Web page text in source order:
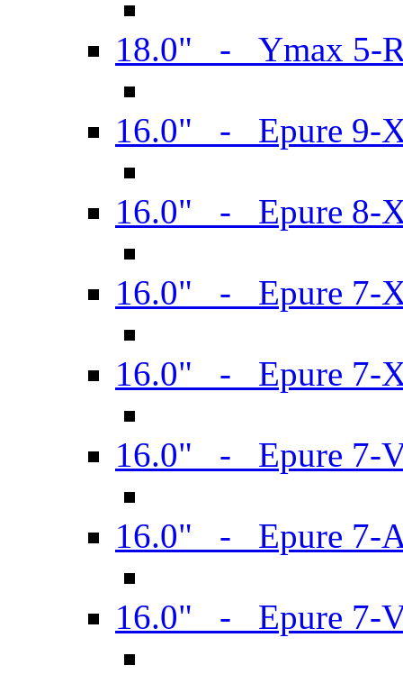
18.0" - Ymax 5-
16.0" - Epure 9-
16.0" - Epure 8-
16.0" - Epure 7-
16.0" - Epure 7-
16.0" - Epure 7-
16.0" - Epure 7-
16.0" - Epure 7-